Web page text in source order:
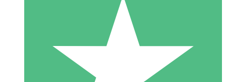
Packs de Crédits Individuels
Payez à l'utilisation avec des crédits de téléchargement. Sans